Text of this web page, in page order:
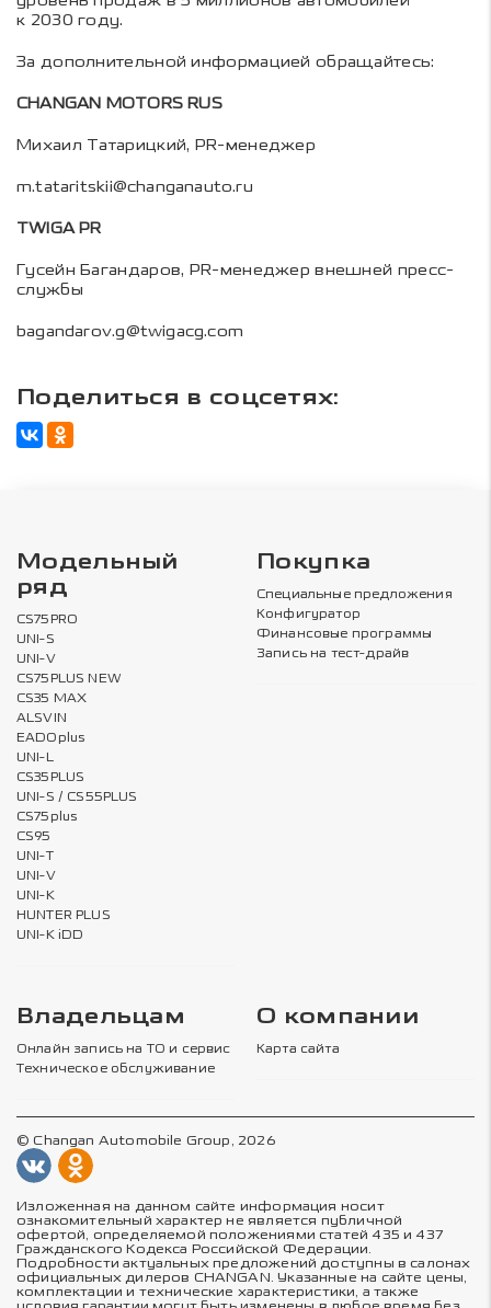
к 2030 году.
За дополнительной информацией обращайтесь:
CHANGAN MOTORS RUS
Михаил Татарицкий, PR-менеджер
m.tataritskii@changanauto.ru
TWIGA PR
Гусейн Багандаров, PR-менеджер внешней пресс-
службы
bagandarov.g@twigacg.com
Поделиться в соцсетях:
Модельный
ряд
CS75PRO
UNI-S
UNI-V
CS75PLUS NEW
CS35 MAX
ALSVIN
EADOplus
UNI-L
CS35PLUS
UNI-S / CS55PLUS
CS75plus
CS95
UNI-T
UNI-V
UNI-K
HUNTER PLUS
UNI-K iDD
Покупка
Специальные предложения
Конфигуратор
Финансовые программы
Запись на тест-драйв
Владельцам
Онлайн запись на ТО и сервис
Техническое обслуживание
О компании
Карта сайта
© Changan Automobile Group, 2026
Изложенная на данном сайте информация носит
ознакомительный характер не является публичной
офертой, определяемой положениями статей 435 и 437
Гражданского Кодекса Российской Федерации.
Подробности актуальных предложений доступны в салонах
официальных дилеров CHANGAN. Указанные на сайте цены,
комплектации и технические характеристики, а также